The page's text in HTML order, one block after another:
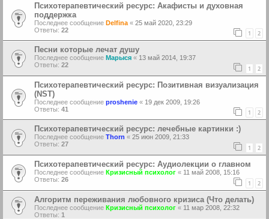
Психотерапевтический ресурс: Акафисты и духовная
поддержка
Последнее сообщение Delfina « 25 май 2020, 23:29
Ответы: 22 1 2
Песни которые лечат душу
Последнее сообщение Марыся « 13 май 2014, 19:37
Ответы: 22 1 2
Психотерапевтический ресурс: Позитивная визуализация
(NST)
Последнее сообщение proshenie « 19 дек 2009, 19:26
Ответы: 41 1 2
Психотерапевтический ресурс: лечебные картинки :)
Последнее сообщение Thorn « 25 июн 2009, 21:33
Ответы: 27 1 2
Психотерапевтический ресурс: Аудиолекции о главном
Последнее сообщение Кризисный психолог « 11 май 2008, 15:16
Ответы: 26 1 2
Алгоритм переживания любовного кризиса (Что делать)
Последнее сообщение Кризисный психолог « 11 мар 2008, 22:32
Ответы: 1